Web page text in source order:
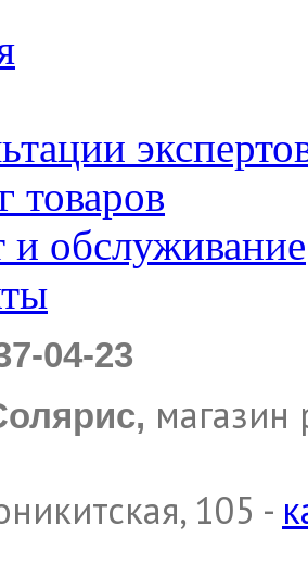
товаров
и обслуживание
04-23
магазин
105 -